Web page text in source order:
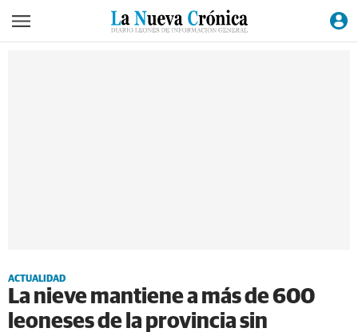
ACTUALIDAD
La nieve mantiene a más de 600
leoneses de la provincia sin